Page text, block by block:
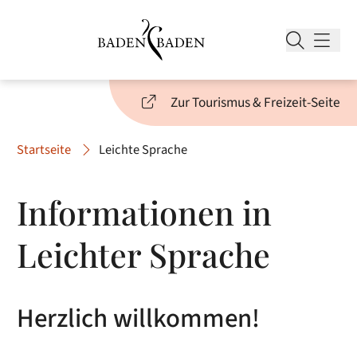
Zur Tourismus & Freizeit-Seite
Startseite Leichte Sprache
Informationen in
Leichter Sprache
Herzlich willkommen!